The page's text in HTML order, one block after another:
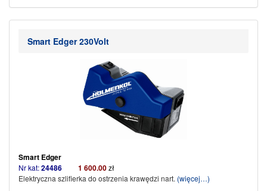
Smart Edger 230Volt
Smart Edger
Nr kat:24486 1 600.00zł
Elektryczna szlifierka do ostrzenia krawędzi nart. (więcej…)